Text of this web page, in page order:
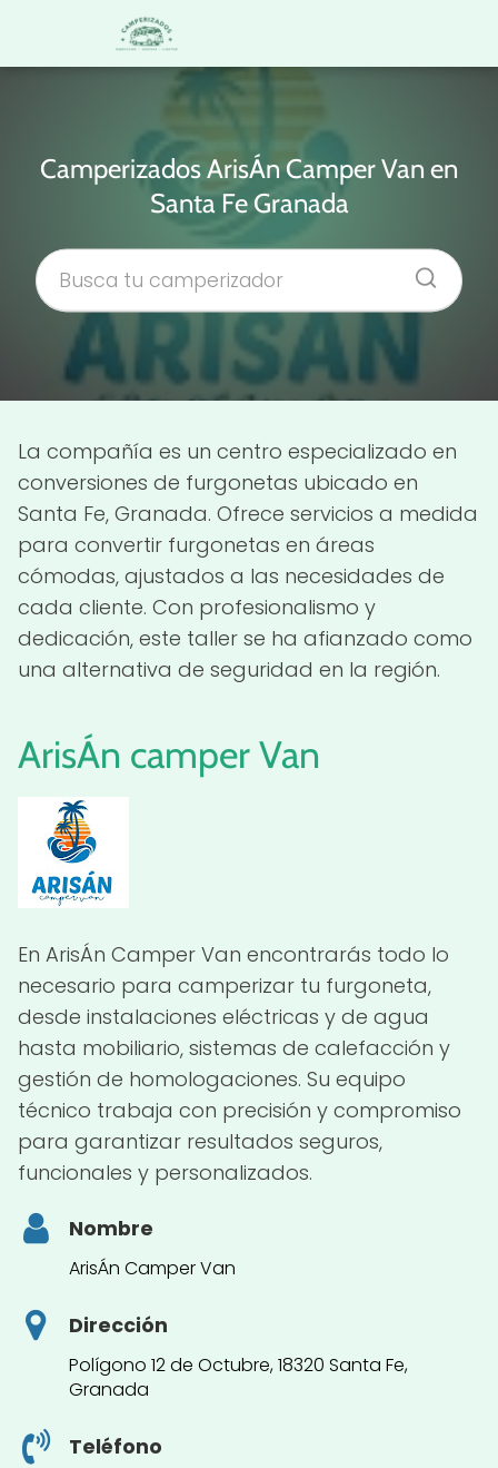
Camperizados ArisÁn Camper Van en
Santa Fe Granada
La compañía es un centro especializado en
conversiones de furgonetas ubicado en
Santa Fe, Granada. Ofrece servicios a medida
para convertir furgonetas en áreas
cómodas, ajustados a las necesidades de
cada cliente. Con profesionalismo y
dedicación, este taller se ha afianzado como
una alternativa de seguridad en la región.
ArisÁn camperVan
En ArisÁn Camper Van encontrarás todo lo
necesario para camperizar tu furgoneta,
desde instalaciones eléctricas y de agua
hasta mobiliario, sistemas de calefacción y
gestión de homologaciones. Su equipo
técnico trabaja con precisión y compromiso
para garantizar resultados seguros,
funcionales y personalizados.
Nombre
ArisÁn Camper Van
Dirección
Polígono 12 de Octubre, 18320 Santa Fe,
Granada
Teléfono